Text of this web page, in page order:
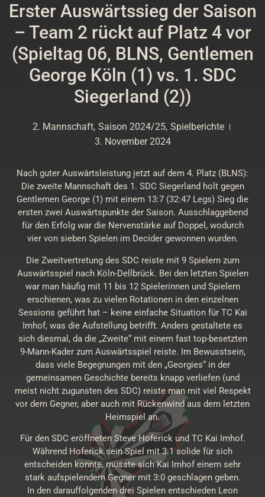
Erster Auswärtssieg der Saison
– Team 2 rückt auf Platz 4 vor
(Spieltag 06, BLNS, Gentlemen
George Köln (1) vs. 1. SDC
Siegerland (2))
2. Mannschaft, Saison 2024/25, Spielberichte
3. November 2024
Nach guter Auswärtsleistung jetzt auf dem 4. Platz (BLNS):
Die zweite Mannschaft des 1. SDC Siegerland holt gegen
Gentlemen George (1) mit einem 13:7 (32:47 Legs) Sieg die
ersten zwei Auswärtspunkte der Saison. Ausschlaggebend
für den Erfolg war die Nervenstärke auf Doppel, wodurch
vier von sieben Spielen im Decider gewonnen wurden.
Die Zweitvertretung des SDC reiste mit 9 Spielern zum
Auswärtsspiel nach Köln-Dellbrück. Bei den letzten Spielen
war man häufig mit 11 bis 12 Spielerinnen und Spielern
erschienen, was zu vielen Rotationen in den einzelnen
Sessions geführt hat – keine einfache Situation für TC Kai
Imhof, was die Aufstellung betrifft. Anders gestaltete es
sich diesmal, da die „Zweite“ mit einem fast top-besetzten
9-Mann-Kader zum Auswärtsspiel reiste. Im Bewusstsein,
dass viele Begegnungen mit den „Georgies“ in der
gemeinsamen Geschichte bereits knapp verliefen (und
meist nicht zugunsten des SDC) reiste man mit viel Respekt
vor dem Gegner, aber auch mit Rückenwind aus dem letzten
Heimspiel an.
Für den SDC eröffneten Steve Hoferick und TC Kai Imhof.
Während Hoferick sein Spiel mit 3:1 solide für sich
entscheiden konnte, musste sich Kai Imhof einem sehr
stark aufspielendem Gegner mit 3:0 geschlagen geben.
In den darauffolgenden drei Spielen entschieden Leon